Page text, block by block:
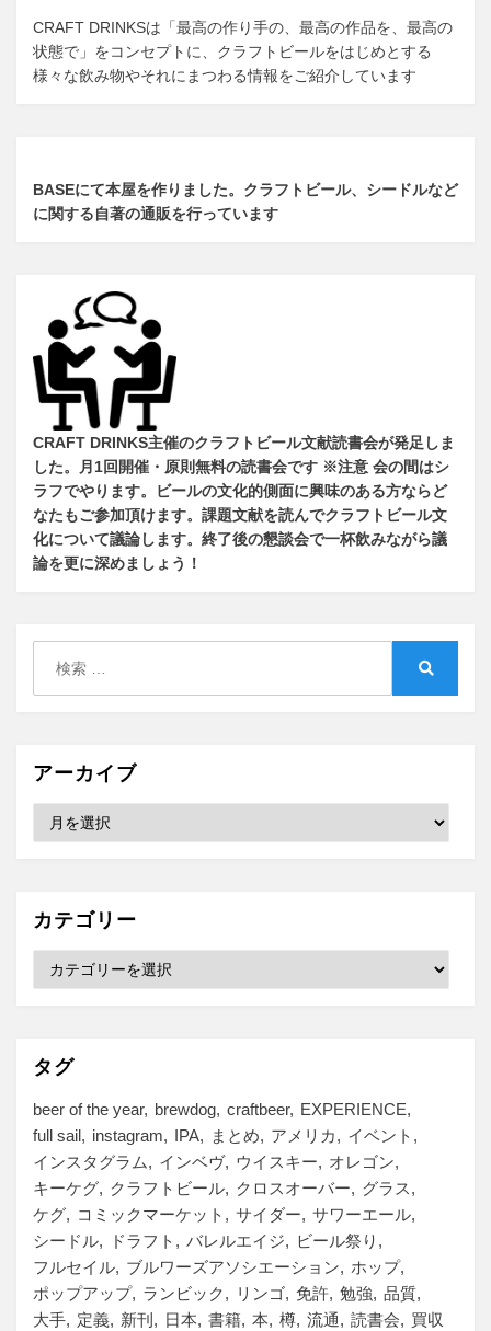
n
CRAFT DRINKSは「最高の作り手の、最高の作品を、最高の
状態で」をコンセプトに、クラフトビールをはじめとする
様々な飲み物やそれにまつわる情報をご紹介しています
BASEにて本屋を作りました。クラフトビール、シードルなど
に関する自著の通販を行っています
CRAFT DRINKS主催のクラフトビール文献読書会が発足しま
した。
月1回開催・原則無料の読書会です ※注意 会の間はシ
ラフでやります。
ビールの文化的側面に興味のある方ならど
なたもご参加頂けます。 課題文献を読んでクラフトビール文
化について議論します。 終了後の懇談会で一杯飲みながら議
論を更に深めましょう！
アーカイブ
ブ
カテゴリー
ー
タグ
beer of the year brewdog craftbeer
EXPERIENCE
full sail
instagram IPA まとめ アメリカ
イベント
インスタグラム
インベヴ ウイスキー
オレゴン
キーケグ
クラフトビール クロスオーバー
グラス
ケグ
コミックマーケット サイダー
サワーエール
シードル
ドラフト バレルエイジ
ビール祭り
フルセイル
ブルワーズアソシエーション
ホップ
ポップアップ
ランビック リンゴ 免許 勉強
品質
大手
定義 新刊 日本 書籍 本 樽 流通 読書会 買収